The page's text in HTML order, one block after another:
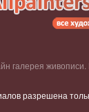
галерея живописи.
разрешена